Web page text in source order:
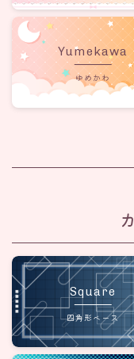
ゆめかわ
Yumekawa
四角形ベース
Square